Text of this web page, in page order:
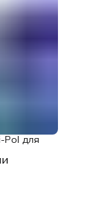
Pol для
23,1 В,